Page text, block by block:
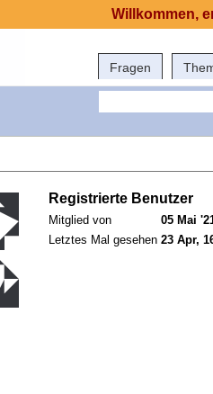
Fragen
Registrierte Benutzer
Mitglied von
05 Mai
Letztes Mal gesehen 23 Apr,
Willkommen,